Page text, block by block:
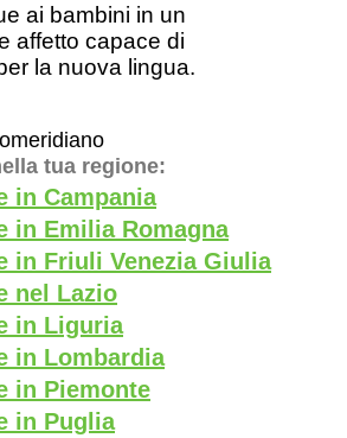
ai bambini in un
affetto capace di
la nuova lingua.
tua regione:
in Campania
in Emilia Romagna
in Friuli Venezia Giulia
nel Lazio
in Liguria
in Lombardia
in Piemonte
in Puglia